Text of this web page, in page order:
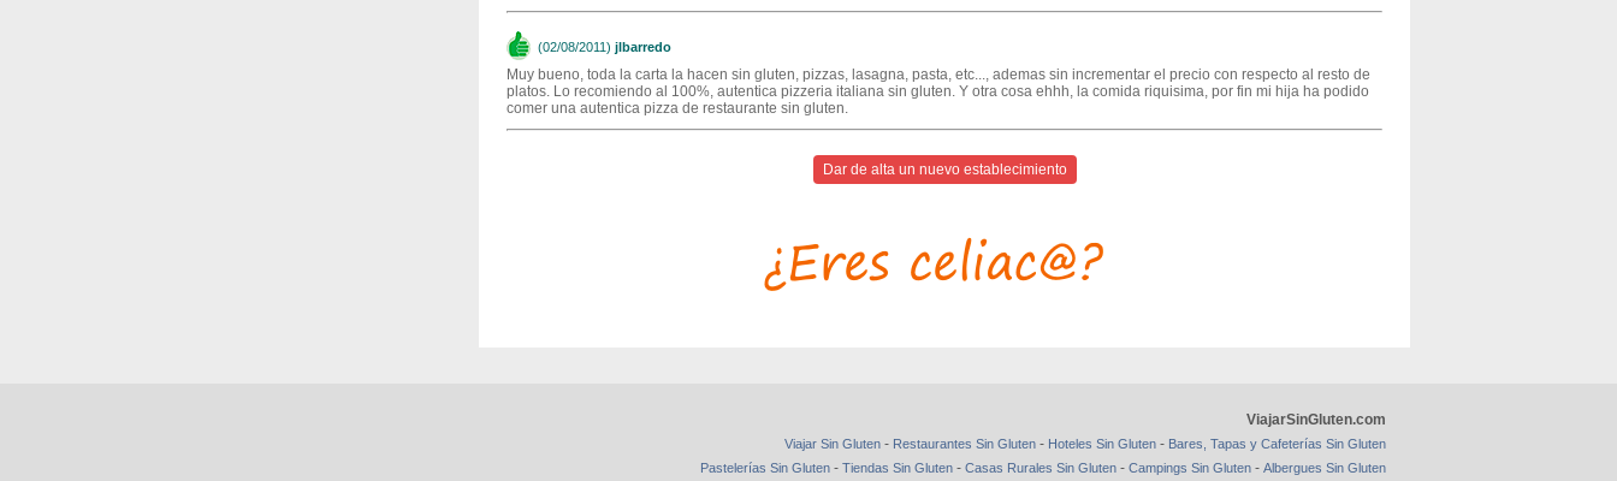
(02/08/2011) jlbarredo
Muy bueno, toda la carta la hacen sin gluten, pizzas, lasagna, pasta, etc..., ademas sin incrementar el precio con respecto al resto de
platos. Lo recomiendo al 100%, autentica pizzeria italiana sin gluten. Y otra cosa ehhh, la comida riquisima, por fin mi hija ha podido
comer una autentica pizza de restaurante sin gluten.
Dar de alta un nuevo establecimiento
ViajarSinGluten.com
Viajar Sin Gluten - Restaurantes Sin Gluten - Hoteles Sin Gluten - Bares, Tapas y Cafeterías Sin Gluten
Pastelerías Sin Gluten - Tiendas Sin Gluten - Casas Rurales Sin Gluten - Campings Sin Gluten - Albergues Sin Gluten